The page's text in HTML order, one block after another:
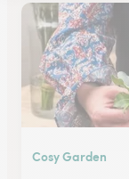
Cosy Garden